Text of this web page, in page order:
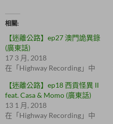
e
r
(
在
新
視
窗
開
啟
)
c
o
k
在
新
視
中
開
相關
【迷離公路】ep27 澳門詭異錄
(廣東話)
17 3 月, 2018
在「Highway Recording」中
【迷離公路】ep18 西貢怪異 II
feat. Casa & Momo (廣東話)
13 1 月, 2018
在「Highway Recording」中